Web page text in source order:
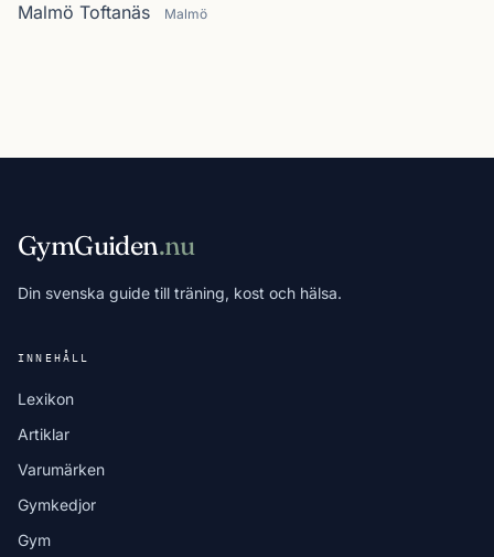
Malmö Toftanäs Malmö
GymGuiden.nu
Din svenska guide till träning, kost och hälsa.
INNEHÅLL
Lexikon
Artiklar
Varumärken
Gymkedjor
Gym